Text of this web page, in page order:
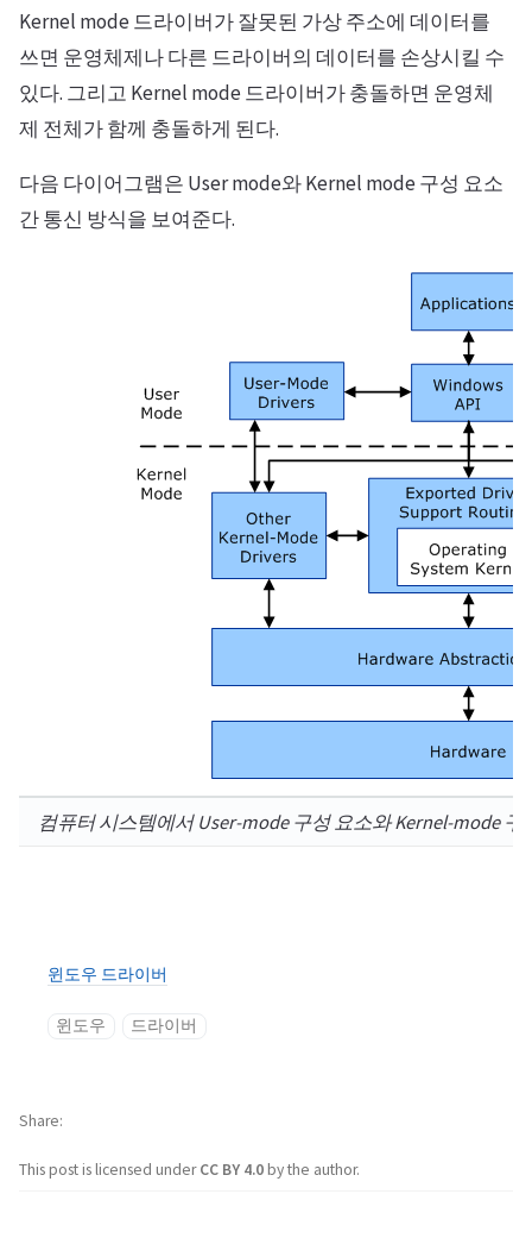
Kernel mode 드라이버가 잘못된 가상 주소에 데이터를
쓰면 운영체제나 다른 드라이버의 데이터를 손상시킬 수
있다. 그리고 Kernel mode 드라이버가 충돌하면 운영체
제 전체가 함께 충돌하게 된다.
다음 다이어그램은 User mode와 Kernel mode 구성 요소
간 통신 방식을 보여준다.
컴퓨터 시스템에서 User-mode 구성 요소와 Kernel-mode
윈도우 드라이버
윈도우 드라이버
This post is licensed underCC BY 4.0by the author.
Share